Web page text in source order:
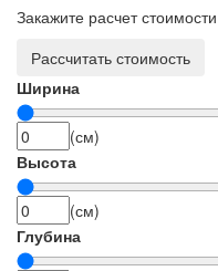
Закажите расчет
Рассчитать стоимость
Ширина
(см)
Высота
(см)
Глубина